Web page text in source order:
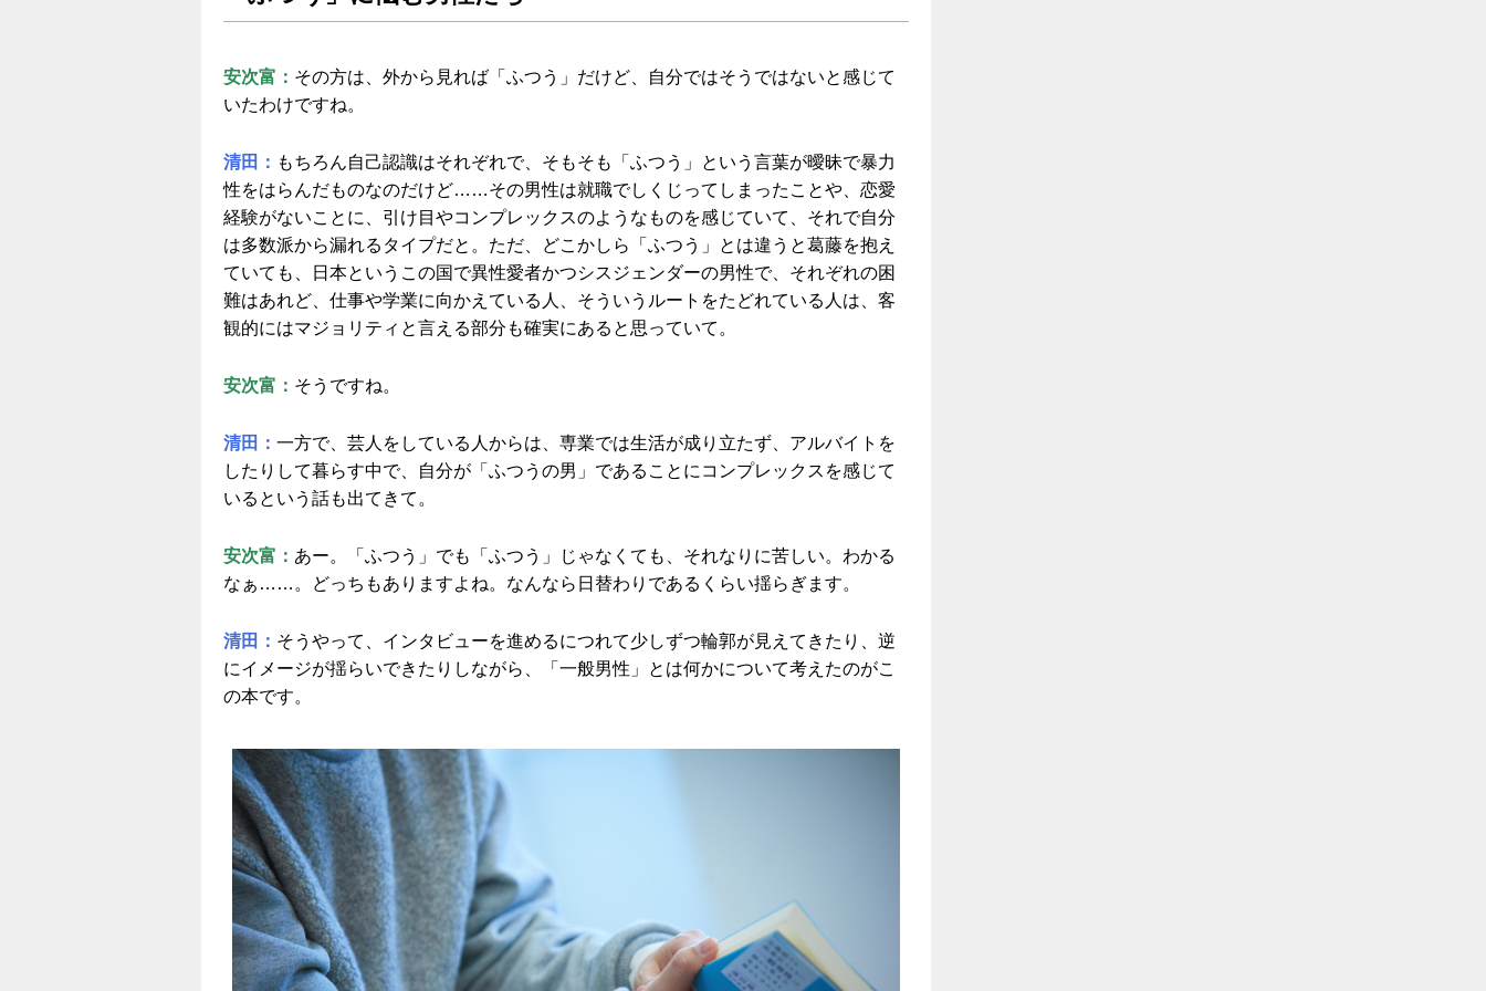
安次富： その方は、外から見れば「ふつう」だけど、自分ではそうではないと感じて
いたわけですね。
清田： もちろん自己認識はそれぞれで、そもそも「ふつう」という言葉が曖昧で暴力
性をはらんだものなのだけど……その男性は就職でしくじってしまったことや、恋愛
経験がないことに、引け目やコンプレックスのようなものを感じていて、それで自分
は多数派から漏れるタイプだと。ただ、どこかしら「ふつう」とは違うと葛藤を抱え
ていても、日本というこの国で異性愛者かつシスジェンダーの男性で、それぞれの困
難はあれど、仕事や学業に向かえている人、そういうルートをたどれている人は、客
観的にはマジョリティと言える部分も確実にあると思っていて。
安次富： そうですね。
清田： 一方で、芸人をしている人からは、専業では生活が成り立たず、アルバイトを
したりして暮らす中で、自分が「ふつうの男」であることにコンプレックスを感じて
いるという話も出てきて。
安次富： あー。「ふつう」でも「ふつう」じゃなくても、それなりに苦しい。わかる
なぁ……。どっちもありますよね。なんなら日替わりであるくらい揺らぎます。
清田： そうやって、インタビューを進めるにつれて少しずつ輪郭が見えてきたり、逆
にイメージが揺らいできたりしながら、「一般男性」とは何かについて考えたのがこ
の本です。